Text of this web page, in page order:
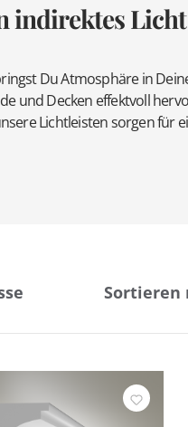
indirektes Licht
Du Atmosphäre in
und Decken effektvoll
Lichtleisten sorgen für
Höhe
Sortieren